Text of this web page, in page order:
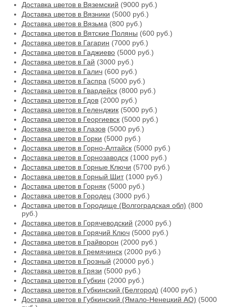
Доставка цветов в Вяземский (9000 руб.)
Доставка цветов в Вязники (5000 руб.)
Доставка цветов в Вязьма (800 руб.)
Доставка цветов в Вятские Поляны (600 руб.)
Доставка цветов в Гагарин (7000 руб.)
Доставка цветов в Гаджиево (5000 руб.)
Доставка цветов в Гай (3000 руб.)
Доставка цветов в Галич (600 руб.)
Доставка цветов в Гаспра (5000 руб.)
Доставка цветов в Гвардейск (8000 руб.)
Доставка цветов в Гдов (2000 руб.)
Доставка цветов в Геленджик (5000 руб.)
Доставка цветов в Георгиевск (5000 руб.)
Доставка цветов в Глазов (5000 руб.)
Доставка цветов в Горки (5000 руб.)
Доставка цветов в Горно-Алтайск (5000 руб.)
Доставка цветов в Горнозаводск (1000 руб.)
Доставка цветов в Горные Ключи (5700 руб.)
Доставка цветов в Горный Щит(1000 руб.)
Доставка цветов в Горняк (5000 руб.)
Доставка цветов в Городец (3000 руб.)
Доставка цветов в Городище (Волгоградская обл) (800
руб.)
Доставка цветов в Горячеводский (2000 руб.)
Доставка цветов в Горячий Ключ (5000 руб.)
Доставка цветов в Грайворон (2000 руб.)
Доставка цветов в Гремячинск (2000 руб.)
Доставка цветов в Грозный (20000 руб.)
Доставка цветов в Грязи (5000 руб.)
Доставка цветов в Губкин (2000 руб.)
Доставка цветов в Губкинский (Белгород) (4000 руб.)
Доставка цветов в Губкинский (Ямало-Ненецкий АО) (5000